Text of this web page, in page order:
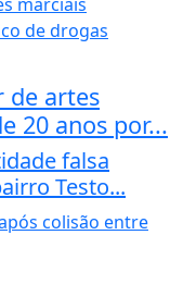
de artes
20 anos por...
falsa
Testo...